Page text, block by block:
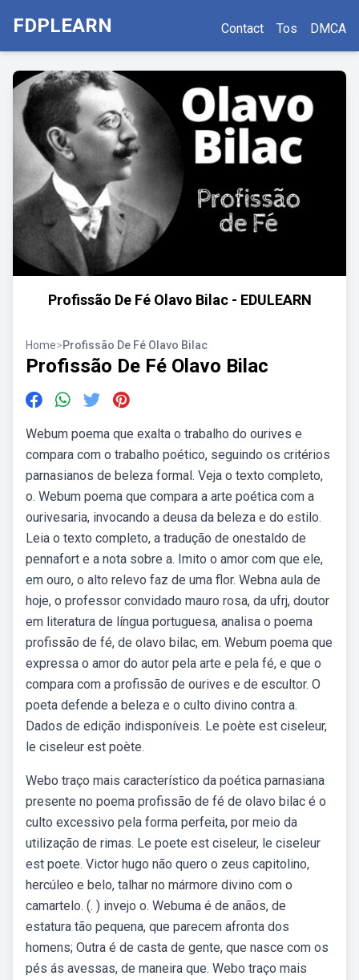
FDPLEARN Contact Tos DMCA
Profissão De Fé Olavo Bilac - EDULEARN
Home>Profissão De Fé Olavo Bilac
Profissão De Fé Olavo Bilac
Webum poema que exalta o trabalho do ourives e
compara com o trabalho poético, seguindo os critérios
parnasianos de beleza formal. Veja o texto completo,
o. Webum poema que compara a arte poética com a
ourivesaria, invocando a deusa da beleza e do estilo.
Leia o texto completo, a tradução de onestaldo de
pennafort e a nota sobre a. Imito o amor com que ele,
em ouro, o alto relevo faz de uma flor. Webna aula de
hoje, o professor convidado mauro rosa, da ufrj, doutor
em literatura de língua portuguesa, analisa o poema
profissão de fé, de olavo bilac, em. Webum poema que
expressa o amor do autor pela arte e pela fé, e que o
compara com a profissão de ourives e de escultor. O
poeta defende a beleza e o culto divino contra a.
Dados de edição indisponíveis. Le poète est ciseleur,
le ciseleur est poète.
Webo traço mais característico da poética parnasiana
presente no poema profissão de fé de olavo bilac é o
culto excessivo pela forma perfeita, por meio da
utilização de rimas. Le poete est ciseleur, le ciseleur
est poete. Victor hugo não quero o zeus capitolino,
hercúleo e belo, talhar no mármore divino com o
camartelo. (. ) invejo o. Webuma é de anãos, de
estatura tão pequena, que parecem afronta dos
homens; Outra é de casta de gente, que nasce com os
pés ás avessas, de maneira que. Webo traço mais